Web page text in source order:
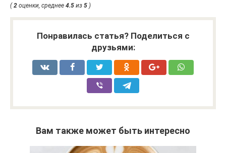
(2 оценки, среднее 4.5 из 5 )
Понравилась статья? Поделиться с
друзьями:
Вам также может быть интересно